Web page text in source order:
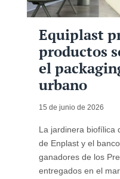
Equiplast
productos
el
urbano
15 de junio de 2026
La jardinera biofílica
de Enplast y el
ganadores de los
entregados en el